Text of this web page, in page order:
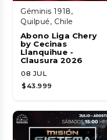
Géminis 1918,
Quilpué, Chile
Abono Liga Chery
by Cecinas
Llanquihue -
Clausura 2026
08 JUL
$43.999